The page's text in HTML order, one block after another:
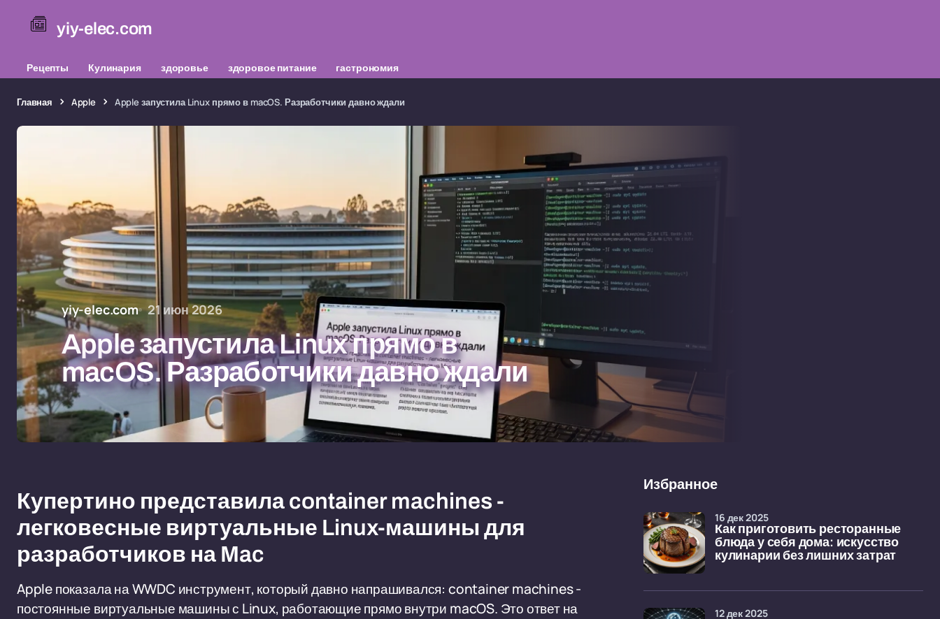
yiy-elec.com
Рецепты Кулинария здоровье здоровое питание гастрономия
Главная Apple Apple запустила Linux прямо в macOS. Разработчики давно ждали
yiy-elec.com 21 июн 2026
Apple запустила Linux прямо в
macOS. Разработчики давно ждали
Купертино представила container machines -
легковесные виртуальные Linux-машины для
разработчиков на Mac
Apple показала на WWDC инструмент, который давно напрашивался: container machines -
постоянные виртуальные машины с Linux, работающие прямо внутри macOS. Это ответ на
Избранное
Как приготовить ресторанные
блюда у себя дома: искусство
кулинарии без лишних затрат
16 дек 2025
12 дек 2025